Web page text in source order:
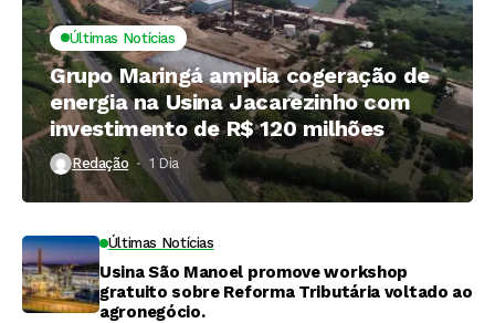
Últimas Notícias
Grupo Maringá amplia cogeração de
energia na Usina Jacarezinho com
investimento de R$ 120 milhões
Redação 1 Dia ⁮
Últimas Notícias
Usina São Manoel promove workshop
gratuito sobre Reforma Tributária voltado ao
agronegócio.